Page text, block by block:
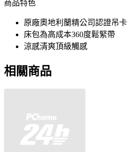
商品特色
原廠奧地利蘭精公司認證吊卡
床包為高成本360度鬆緊帶
涼感清爽頂級觸感
相關商品